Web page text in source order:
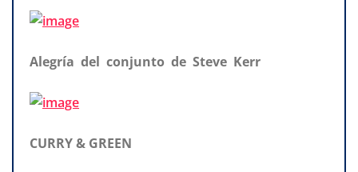
Alegría del conjunto de Steve Kerr
CURRY & GREEN